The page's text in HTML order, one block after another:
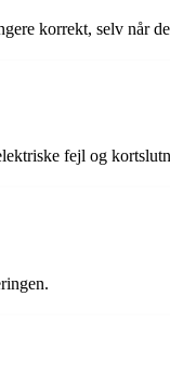
korrekt, selv når
fejl og